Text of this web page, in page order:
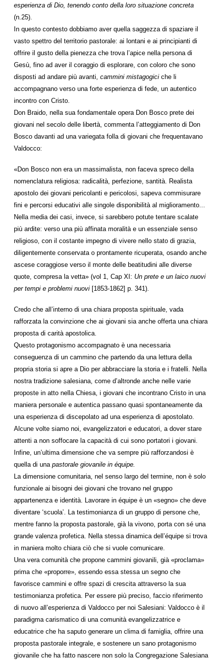
esperienza di Dio, tenendo conto della loro situazione concreta
(n.25).
In questo contesto dobbiamo aver quella saggezza di spaziare il
vasto spettro del territorio pastorale: ai lontani e ai principianti di
offrire il gusto della pienezza che trova l’apice nella persona di
Gesù, fino ad aver il coraggio di esplorare, con coloro che sono
disposti ad andare più avanti, cammini mistagogici che li
accompagnano verso una forte esperienza di fede, un autentico
incontro con Cristo.
Don Braido, nella sua fondamentale opera Don Bosco prete dei
giovani nel secolo delle libertà, commenta l’atteggiamento di Don
Bosco davanti ad una variegata folla di giovani che frequentavano
Valdocco:
«Don Bosco non era un massimalista, non faceva spreco della
nomenclatura religiosa: radicalità, perfezione, santità. Realista
apostolo dei giovani pericolanti e pericolosi, sapeva commisurare
fini e percorsi educativi alle singole disponibilità al miglioramento...
Nella media dei casi, invece, si sarebbero potute tentare scalate
più ardite: verso una più affinata moralità e un essenziale senso
religioso, con il costante impegno di vivere nello stato di grazia,
diligentemente conservata o prontamente ricuperata, osando anche
ascese coraggiose verso il monte delle beatitudini alle diverse
quote, compresa la vetta» (vol 1, Cap XI: Un prete e un laico nuovi
per tempi e problemi nuovi [1853-1862] p. 341).
Credo che all’interno di una chiara proposta spirituale, vada
rafforzata la convinzione che ai giovani sia anche offerta una chiara
proposta di carità apostolica.
Questo protagonismo accompagnato è una necessaria
conseguenza di un cammino che partendo da una lettura della
propria storia si apre a Dio per abbracciare la storia e i fratelli. Nella
nostra tradizione salesiana, come d’altronde anche nelle varie
proposte in atto nella Chiesa, i giovani che incontrano Cristo in una
maniera personale e autentica passano quasi spontaneamente da
una esperienza di discepolato ad una esperienza di apostolato.
Alcune volte siamo noi, evangelizzatori e educatori, a dover stare
attenti a non soffocare la capacità di cui sono portatori i giovani.
Infine, un’ultima dimensione che va sempre più rafforzandosi è
quella di una pastorale giovanile in équipe.
La dimensione comunitaria, nel senso largo del termine, non è solo
funzionale ai bisogni dei giovani che trovano nel gruppo
appartenenza e identità. Lavorare in équipe è un «segno» che deve
diventare ‘scuola’. La testimonianza di un gruppo di persone che,
mentre fanno la proposta pastorale, già la vivono, porta con sé una
grande valenza profetica. Nella stessa dinamica dell’équipe si trova
in maniera molto chiara ciò che si vuole comunicare.
Una vera comunità che propone cammini giovanili, già «proclama»
prima che «proporre», essendo essa stessa un segno che
favorisce cammini e offre spazi di crescita attraverso la sua
testimonianza profetica. Per essere più preciso, faccio riferimento
di nuovo all’esperienza di Valdocco per noi Salesiani: Valdocco è il
paradigma carismatico di una comunità evangelizzatrice e
educatrice che ha saputo generare un clima di famiglia, offrire una
proposta pastorale integrale, e sostenere un sano protagonismo
giovanile che ha fatto nascere non solo la Congregazione Salesiana